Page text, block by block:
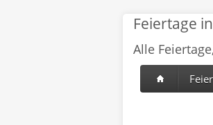
Feiertage
Alle